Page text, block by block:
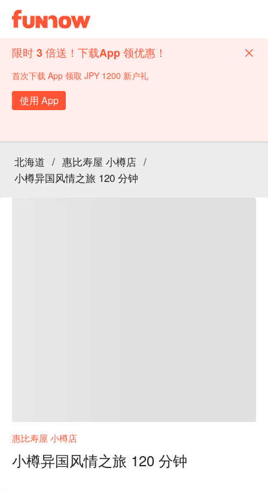
限时 3 倍送！下载App 领优惠！
首次下载 App 领取 JPY 1200 新户礼
使用 App
北海道 / 惠比寿屋 小樽店 /
小樽异国风情之旅 120 分钟
惠比寿屋 小樽店
小樽异国风情之旅 120 分钟